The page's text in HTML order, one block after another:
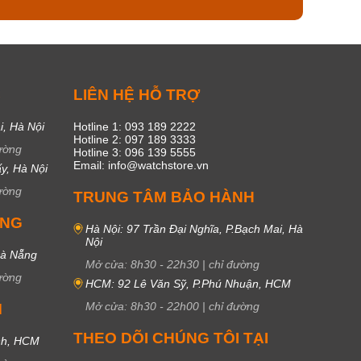
Hà Nội
Hà Nội
Nẵng
HCM
LIÊN HỆ HỖ TRỢ
Hotline 1: 093 189 2222
Hotline 2: 097 189 3333
Hotline 3: 096 139 5555
Email: info@watchstore.vn
TRUNG TÂM BẢO HÀNH
Hà Nội: 97 Trần Đại Nghĩa, P.Bạch Mai, Hà
Nội
Mở cửa: 8h30 - 22h30 | chỉ đường
HCM: 92 Lê Văn Sỹ, P.Phú Nhuận, HCM
Mở cửa: 8h30 - 22h00 | chỉ đường
THEO DÕI CHÚNG TÔI TẠI